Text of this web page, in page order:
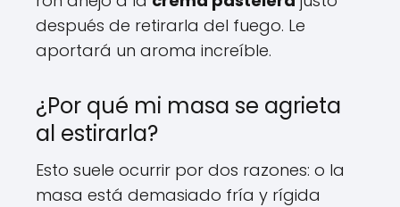
después de retirarla del fuego. Le
aportará un aroma increíble.
¿Por qué mi masa se agrieta
al estirarla?
Esto suele ocurrir por dos razones: o la
masa está demasiado fría y rígida